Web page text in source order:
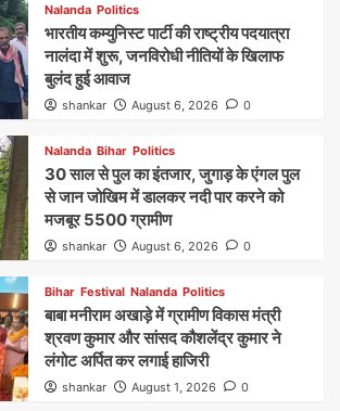
Nalanda Politics
भारतीय कम्युनिस्ट पार्टी की राष्ट्रीय पदयात्रा
नालंदा में शुरू, जनविरोधी नीतियों के खिलाफ
बुलंद हुई आवाज
shankar August 6, 2026 0
Nalanda Bihar Politics
30 साल से पुल का इंतजार, जुगाड़ के एंगल पुल
से जान जोखिम में डालकर नदी पार करने को
मजबूर 5500 ग्रामीण
shankar August 6, 2026 0
Bihar Festival Nalanda Politics
बाबा मनीराम अखाड़े में ग्रामीण विकास मंत्री
श्रवण कुमार और सांसद कौशलेंद्र कुमार ने
लंगोट अर्पित कर लगाई हाजिरी
shankar August 1, 2026 0